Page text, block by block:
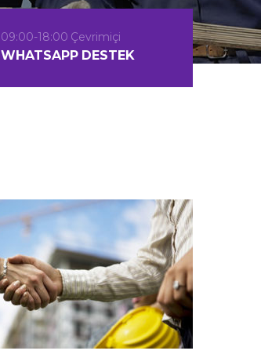
09:00-18:00 Çevrimiçi
WHATSAPP DESTEK